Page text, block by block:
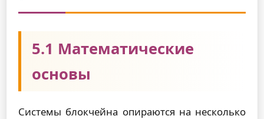
5.1 Математические
основы
Системы блокчейна опираются на несколько